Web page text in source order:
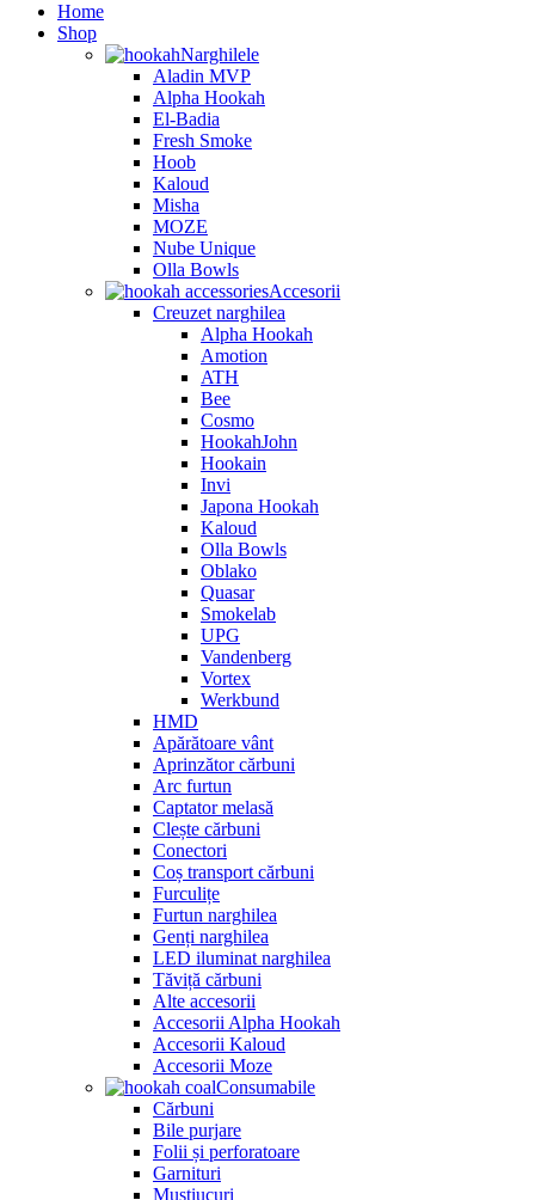
Home
Shop
Narghilele
Aladin MVP
Alpha Hookah
El-Badia
Fresh Smoke
Hoob
Kaloud
Misha
MOZE
Nube Unique
Olla Bowls
Accesorii
Creuzet narghilea
Alpha Hookah
Amotion
ATH
Bee
Cosmo
HookahJohn
Hookain
Invi
Japona Hookah
Kaloud
Olla Bowls
Oblako
Quasar
Smokelab
UPG
Vandenberg
Vortex
Werkbund
HMD
Apărătoare vânt
Aprinzător cărbuni
Arc furtun
Captator melasă
Clește cărbuni
Conectori
Coș transport cărbuni
Furculițe
Furtun narghilea
Genți narghilea
LED iluminat narghilea
Tăviță cărbuni
Alte accesorii
Accesorii Alpha Hookah
Accesorii Kaloud
Accesorii Moze
Consumabile
Cărbuni
Bile purjare
Folii și perforatoare
Garnituri
Muștiucuri